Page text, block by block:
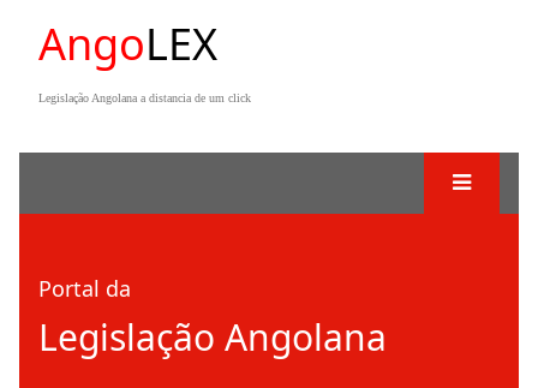
AngoLEX
Legislação Angolana a distancia de um click
Portal da
Legislação Angolana